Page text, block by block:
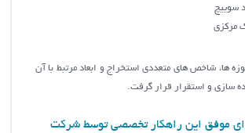
سوییچ
مرکزی
ها، شاخص های متعددی استخراج و ابعاد مرتبط با آن
سازی و استقرار قرار گرفت.
موفق این راهکار تخصصی توسط شرکت